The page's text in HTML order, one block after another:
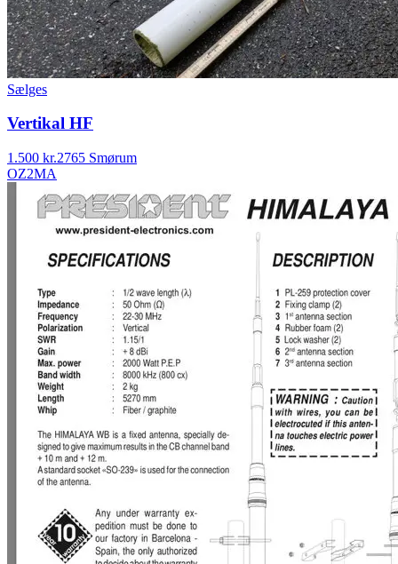
Sælges
Vertikal HF
1.500 kr.2765 Smørum
OZ2MA